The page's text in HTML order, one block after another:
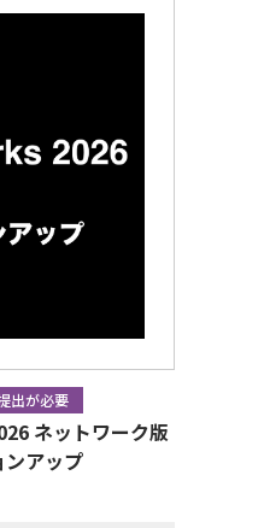
出が必要
ネットワーク版
アップ